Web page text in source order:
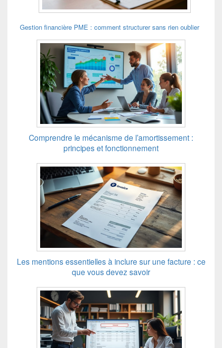
Gestion financière PME : comment structurer sans rien oublier
Comprendre le mécanisme de l’amortissement :
principes et fonctionnement
Les mentions essentielles à inclure sur une facture : ce
que vous devez savoir